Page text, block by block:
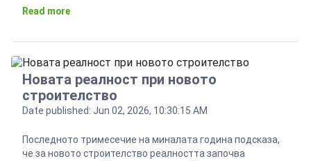
красивата скулптура на русалката, а от меланхоличната
Read more
Новата реалност при новото
строителство
Date published: Jun 02, 2026, 10:30:15 AM
Последното тримесечие на миналата година подсказа,
че за новото строителство реалността започва